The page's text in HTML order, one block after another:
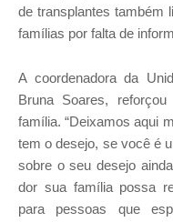
de transplantes também
famílias por falta de
A coordenadora da
Bruna Soares,
família. “Deixamos aqui
tem o desejo, se você é
sobre o seu desejo
dor sua família possa
para pessoas que